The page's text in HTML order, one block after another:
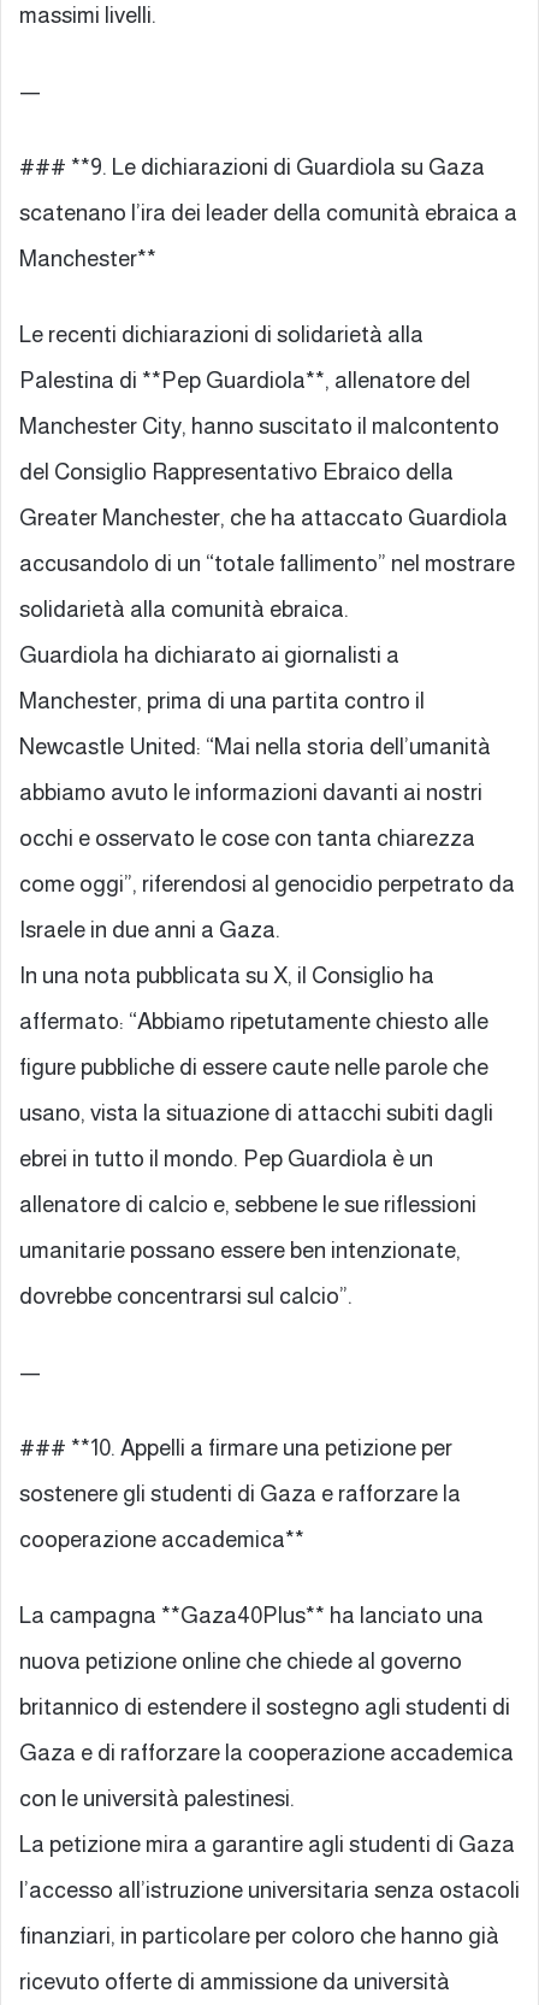
massimi livelli.
—
### **9. Le dichiarazioni di Guardiola su Gaza
scatenano l’ira dei leader della comunità ebraica a
Manchester**
Le recenti dichiarazioni di solidarietà alla
Palestina di **Pep Guardiola**, allenatore del
Manchester City, hanno suscitato il malcontento
del Consiglio Rappresentativo Ebraico della
Greater Manchester, che ha attaccato Guardiola
accusandolo di un “totale fallimento” nel mostrare
solidarietà alla comunità ebraica.
Guardiola ha dichiarato ai giornalisti a
Manchester, prima di una partita contro il
Newcastle United: “Mai nella storia dell’umanità
abbiamo avuto le informazioni davanti ai nostri
occhi e osservato le cose con tanta chiarezza
come oggi”, riferendosi al genocidio perpetrato da
Israele in due anni a Gaza.
In una nota pubblicata su X, il Consiglio ha
affermato: “Abbiamo ripetutamente chiesto alle
figure pubbliche di essere caute nelle parole che
usano, vista la situazione di attacchi subiti dagli
ebrei in tutto il mondo. Pep Guardiola è un
allenatore di calcio e, sebbene le sue riflessioni
umanitarie possano essere ben intenzionate,
dovrebbe concentrarsi sul calcio”.
—
### **10. Appelli a firmare una petizione per
sostenere gli studenti di Gaza e rafforzare la
cooperazione accademica**
La campagna **Gaza40Plus** ha lanciato una
nuova petizione online che chiede al governo
britannico di estendere il sostegno agli studenti di
Gaza e di rafforzare la cooperazione accademica
con le università palestinesi.
La petizione mira a garantire agli studenti di Gaza
l’accesso all’istruzione universitaria senza ostacoli
finanziari, in particolare per coloro che hanno già
ricevuto offerte di ammissione da università